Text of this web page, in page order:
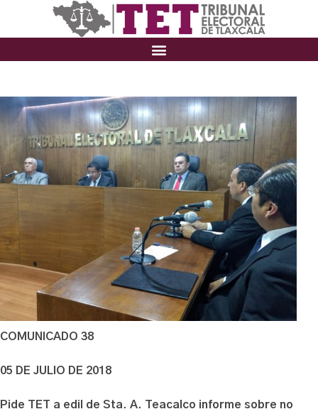
COMUNICADO 38
05 DE JULIO DE 2018
Pide TET a edil de Sta. A. Teacalco informe sobre no